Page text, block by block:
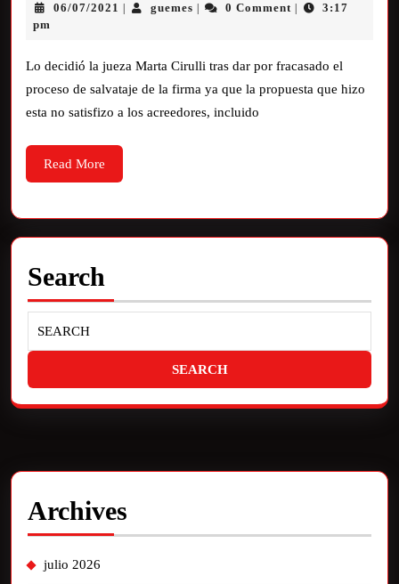
06/07/2021 guemes 0 Comment
3:17
pm
Lo decidió la jueza Marta Cirulli tras dar por fracasado el
proceso de salvataje de la firma ya que la propuesta que hizo
esta no satisfizo a los acreedores, incluido
Read More
Search
Archives
julio 2026